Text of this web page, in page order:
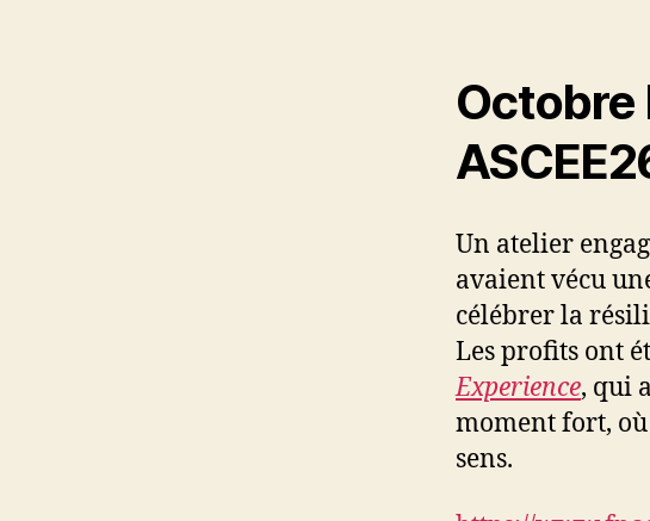
Octobre
Un atelier
avaient vécu
célébrer la
Les profits ont
Experience, qui
moment fort,
sens.